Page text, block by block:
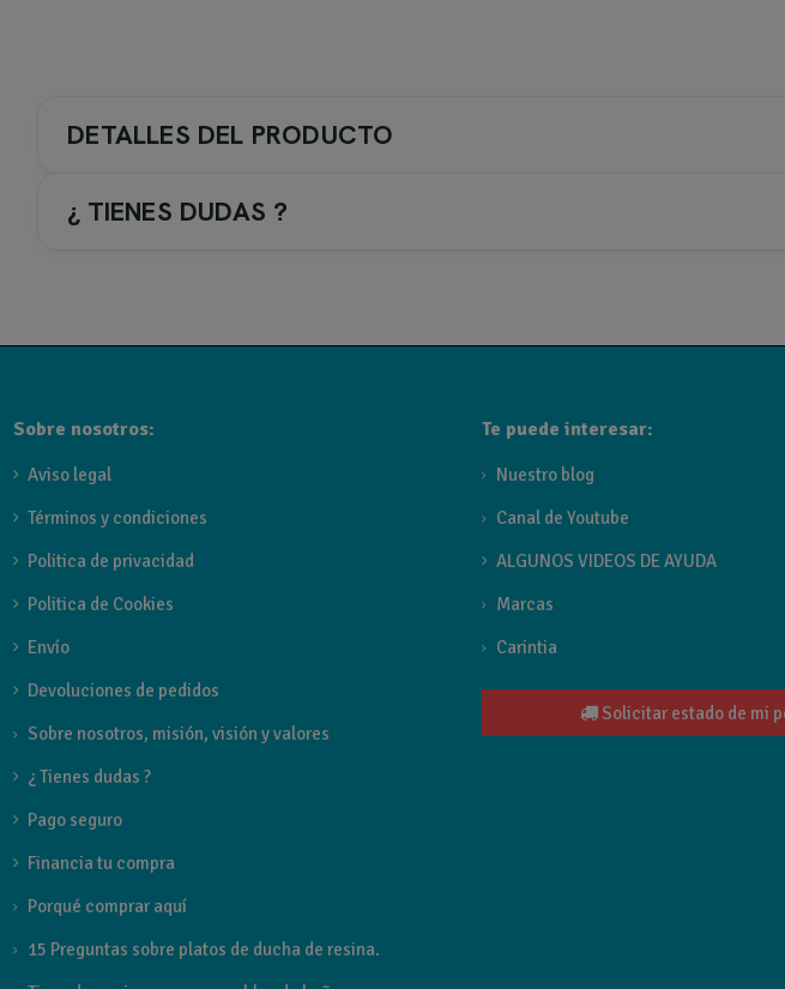
DETALLES DEL PRODUCTO
¿ TIENES DUDAS ?
TIPOS PARA COLORES
Griferia
FAMILIA GRIFO
ReferenciaBDP048-2BGM
Sobre nosotros:
Aviso legal
Términos y condiciones
Politica de privacidad
Politica de Cookies
Envío
Devoluciones de pedidos
Sobre nosotros, misión, visión y valores
¿ Tienes dudas ?
Pago seguro
Financia tu compra
Porqué comprar aquí
15 Preguntas sobre platos de ducha de resina.
Te puede interesar:
Nuestro blog
Canal de Youtube
ALGUNOS VIDEOS DE AYUDA
Marcas
Carintia
Solicitar estado de mi